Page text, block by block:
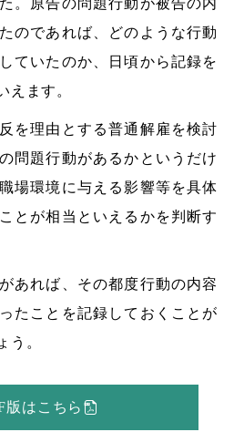
。原告の問題行動が被告の内
のであれば、どのような行動
ていたのか、日頃から記録を
えます。
を理由とする普通解雇を検討
問題行動があるかというだけ
場環境に与える影響等を具体
とが相当といえるかを判断す
あれば、その都度行動の内容
たことを記録しておくことが
う。
版はこちら